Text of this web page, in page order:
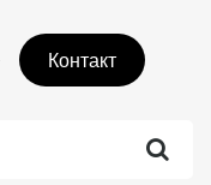
Контакт